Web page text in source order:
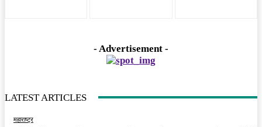
- Advertisement -
LATEST ARTICLES
महाराष्ट्र